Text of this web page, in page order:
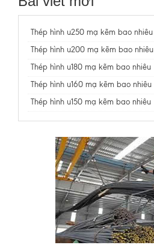
Thép hình u250 mạ kẽm bao nhiêu
Thép hình u200 mạ kẽm bao nhiêu
Thép hình u180 mạ kẽm bao nhiêu
Thép hình u160 mạ kẽm bao nhiêu
Thép hình u150 mạ kẽm bao nhiêu